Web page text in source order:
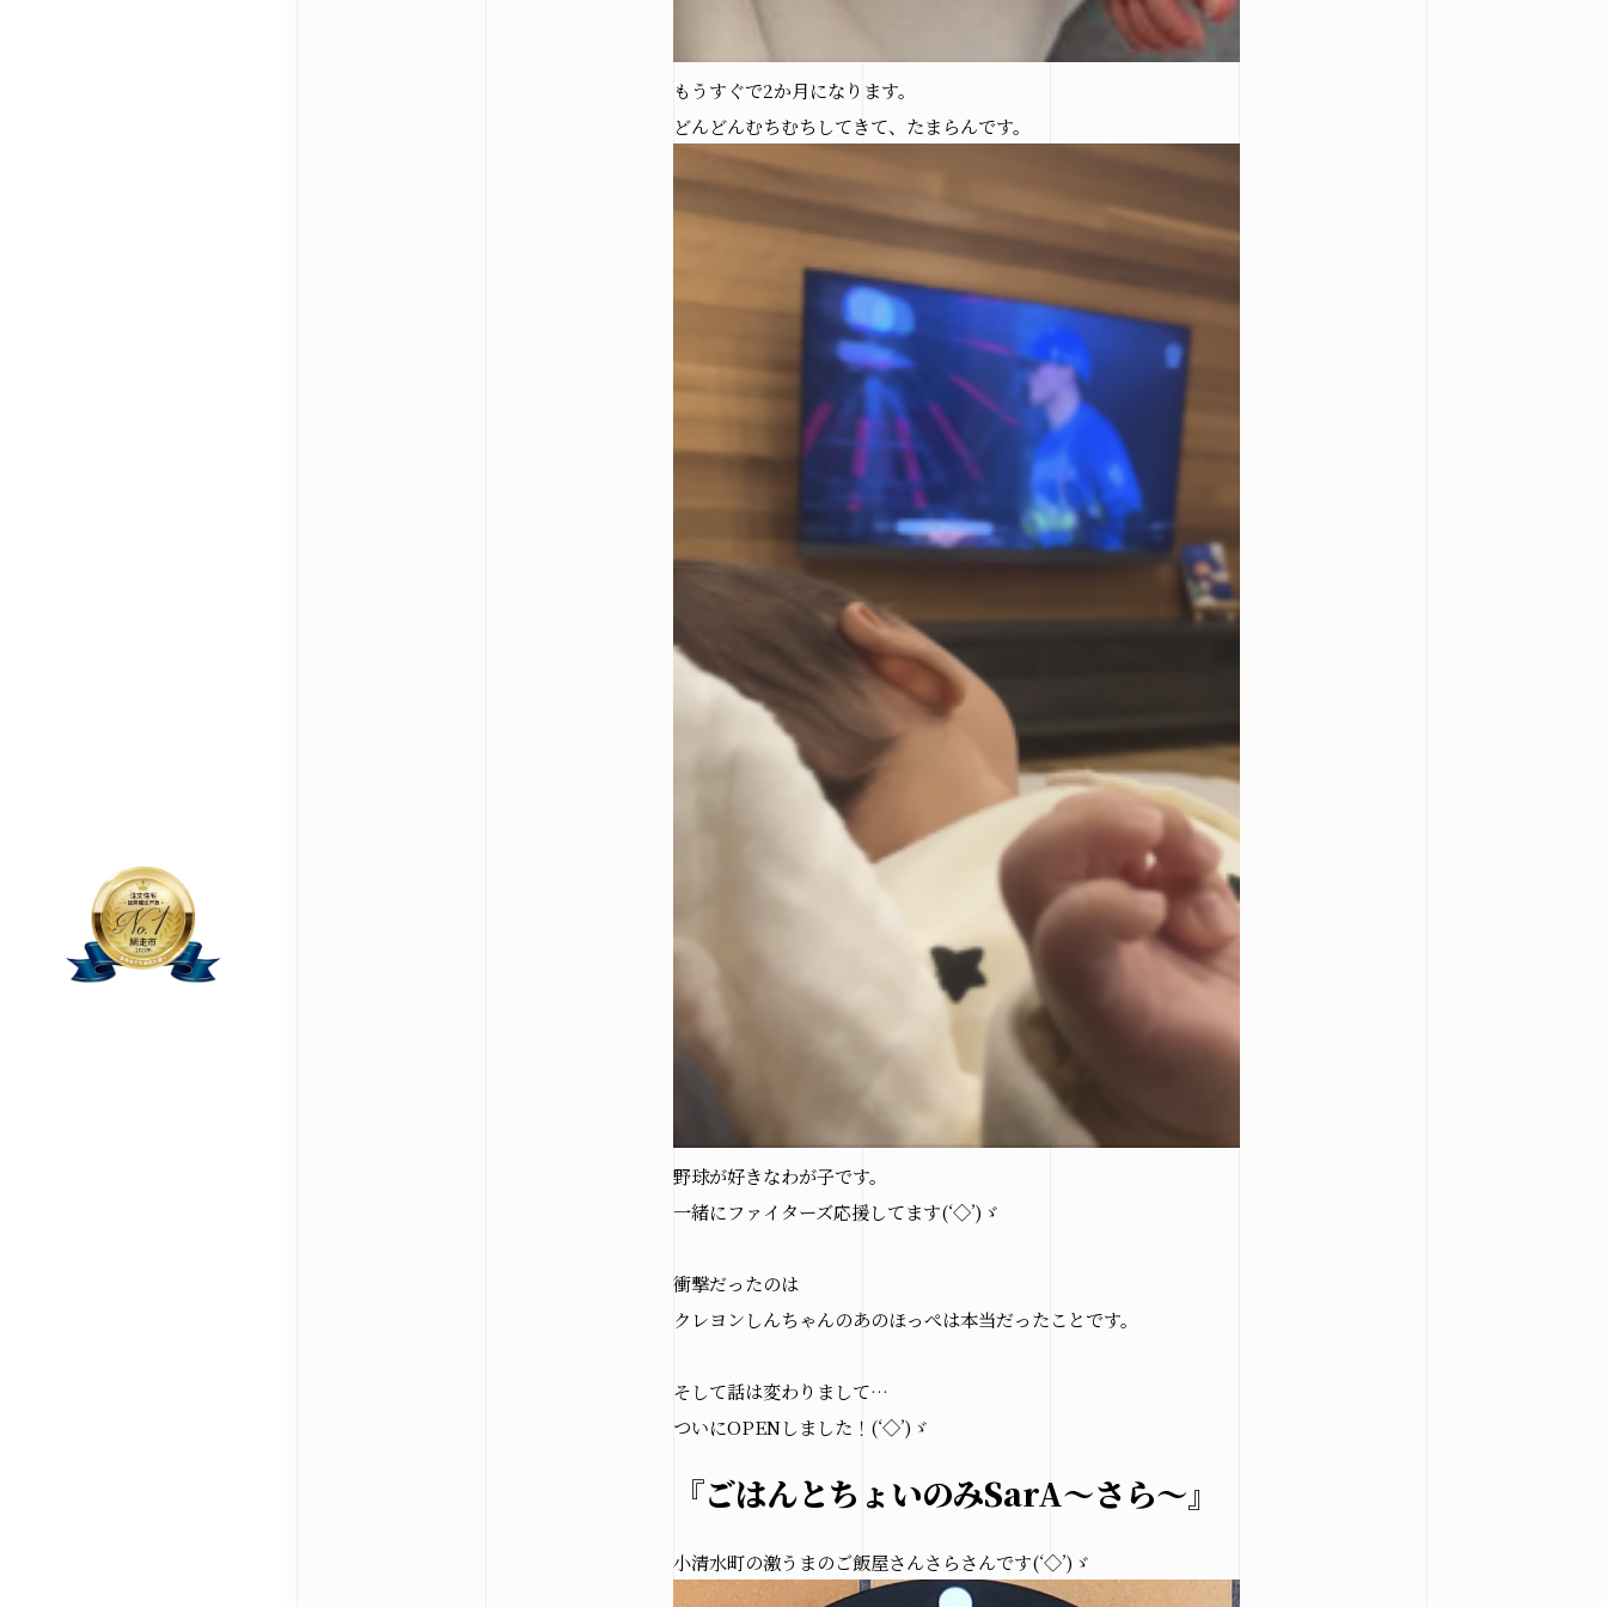
もうすぐで2か月になります。
どんどんむちむちしてきて、たまらんです。
野球が好きなわが子です。
一緒にファイターズ応援してます(‘◇’)ゞ
衝撃だったのは
クレヨンしんちゃんのあのほっぺは本当だったことです。
そして話は変わりまして…
ついにOPENしました！(‘◇’)ゞ
『ごはんとちょいのみSarA～さら～』
小清水町の激うまのご飯屋さんさらさんです(‘◇’)ゞ
Copyright(c) hirosegiken .All Rights Reserved.